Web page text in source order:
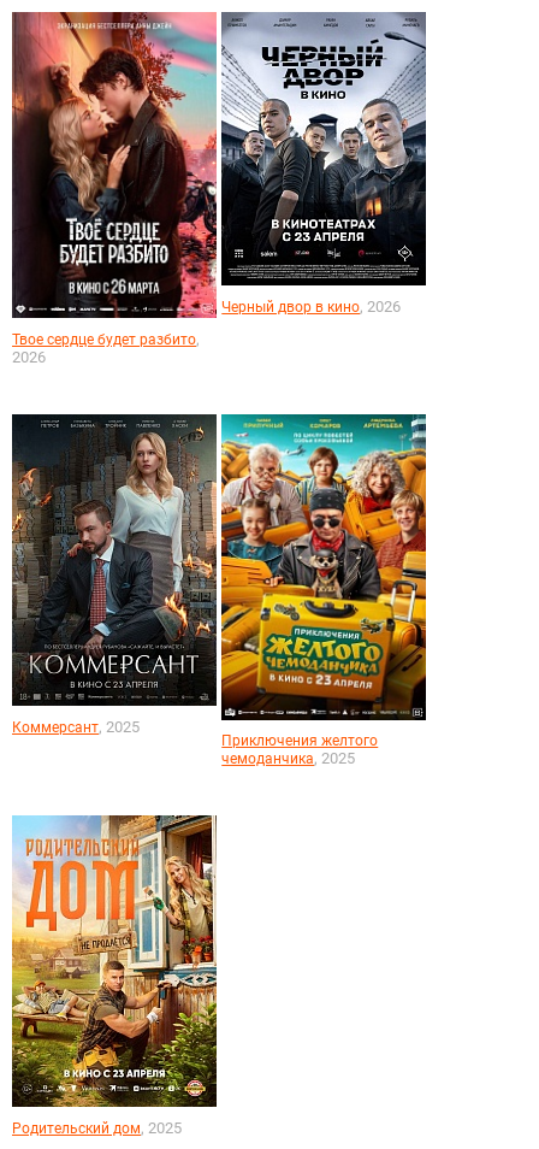
Твое сердце будет разбито,
2026
Черный двор в кино, 2026
Коммерсант, 2025
Приключения желтого
чемоданчика, 2025
Родительский дом, 2025